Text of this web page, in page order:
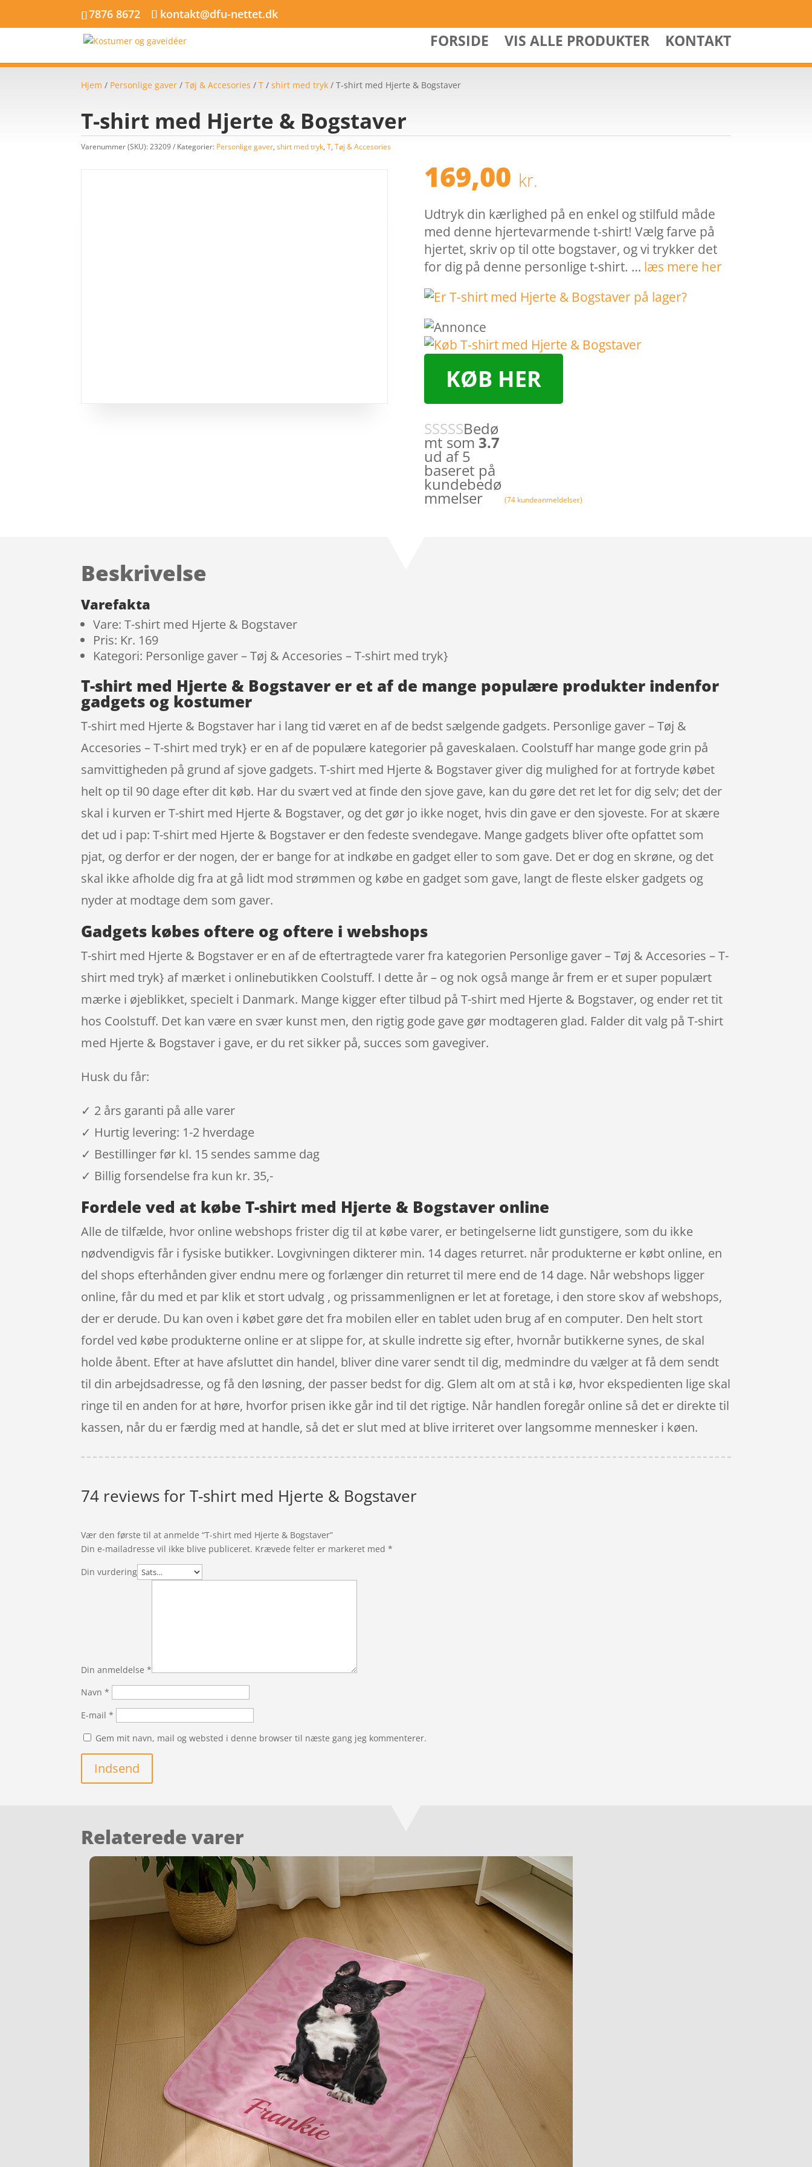
7876 8672 kontakt@dfu-nettet.dk
FORSIDE VIS ALLE PRODUKTER KONTAKT
Hjem / Personlige gaver /Tøj & Accesories /T /shirt med tryk / T-shirt med Hjerte & Bogstaver
T-shirt med Hjerte & Bogstaver
Varenummer (SKU):23209 Kategorier: Personlige gaver,shirt med tryk,T,Tøj & Accesories
169,00 kr.
Udtryk din kærlighed på en enkel og stilfuld måde
med denne hjertevarmende t-shirt! Vælg farve på
hjertet, skriv op til otte bogstaver, og vi trykker det
for dig på denne personlige t-shirt. … læs mere her
KØB HER
Bedø
mt som 3.7
ud af 5
baseret på
kundebedø
mmelser (74 kundeanmeldelser)
Beskrivelse
Varefakta
Vare: T-shirt med Hjerte & Bogstaver
Pris: Kr. 169
Kategori: Personlige gaver – Tøj & Accesories – T-shirt med tryk}
T-shirt med Hjerte & Bogstaver er et af de mange populære produkter indenfor
gadgets og kostumer
T-shirt med Hjerte & Bogstaver har i lang tid været en af de bedst sælgende gadgets. Personlige gaver – Tøj &
Accesories – T-shirt med tryk} er en af de populære kategorier på gaveskalaen. Coolstuff har mange gode grin på
samvittigheden på grund af sjove gadgets. T-shirt med Hjerte & Bogstaver giver dig mulighed for at fortryde købet
helt op til 90 dage efter dit køb. Har du svært ved at finde den sjove gave, kan du gøre det ret let for dig selv; det der
skal i kurven er T-shirt med Hjerte & Bogstaver, og det gør jo ikke noget, hvis din gave er den sjoveste. For at skære
det ud i pap: T-shirt med Hjerte & Bogstaver er den fedeste svendegave. Mange gadgets bliver ofte opfattet som
pjat, og derfor er der nogen, der er bange for at indkøbe en gadget eller to som gave. Det er dog en skrøne, og det
skal ikke afholde dig fra at gå lidt mod strømmen og købe en gadget som gave, langt de fleste elsker gadgets og
nyder at modtage dem som gaver.
Gadgets købes oftere og oftere i webshops
T-shirt med Hjerte & Bogstaver er en af de eftertragtede varer fra kategorien Personlige gaver – Tøj & Accesories – T-
shirt med tryk} af mærket i onlinebutikken Coolstuff. I dette år – og nok også mange år frem er et super populært
mærke i øjeblikket, specielt i Danmark. Mange kigger efter tilbud på T-shirt med Hjerte & Bogstaver, og ender ret tit
hos Coolstuff. Det kan være en svær kunst men, den rigtig gode gave gør modtageren glad. Falder dit valg på T-shirt
med Hjerte & Bogstaver i gave, er du ret sikker på, succes som gavegiver.
Husk du får:
✓ 2 års garanti på alle varer
✓ Hurtig levering: 1-2 hverdage
✓ Bestillinger før kl. 15 sendes samme dag
✓ Billig forsendelse fra kun kr. 35,-
Fordele ved at købe T-shirt med Hjerte & Bogstaver online
Alle de tilfælde, hvor online webshops frister dig til at købe varer, er betingelserne lidt gunstigere, som du ikke
nødvendigvis får i fysiske butikker. Lovgivningen dikterer min. 14 dages returret. når produkterne er købt online, en
del shops efterhånden giver endnu mere og forlænger din returret til mere end de 14 dage. Når webshops ligger
online, får du med et par klik et stort udvalg , og prissammenlignen er let at foretage, i den store skov af webshops,
der er derude. Du kan oven i købet gøre det fra mobilen eller en tablet uden brug af en computer. Den helt stort
fordel ved købe produkterne online er at slippe for, at skulle indrette sig efter, hvornår butikkerne synes, de skal
holde åbent. Efter at have afsluttet din handel, bliver dine varer sendt til dig, medmindre du vælger at få dem sendt
til din arbejdsadresse, og få den løsning, der passer bedst for dig. Glem alt om at stå i kø, hvor ekspedienten lige skal
ringe til en anden for at høre, hvorfor prisen ikke går ind til det rigtige. Når handlen foregår online så det er direkte til
kassen, når du er færdig med at handle, så det er slut med at blive irriteret over langsomme mennesker i køen.
74 reviews forT-shirt med Hjerte & Bogstaver
Vær den første til at anmelde “T-shirt med Hjerte & Bogstaver”
Din e-mailadresse vil ikke blive publiceret. Krævede felter er markeret med*
Din vurdering
Din anmeldelse*
Navn*
E-mail*
Gem mit navn, mail og websted i denne browser til næste gang jeg kommenterer.
Indsend
Relaterede varer